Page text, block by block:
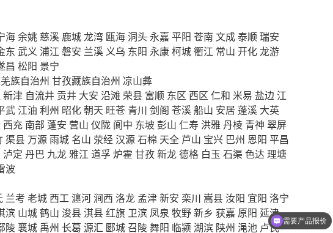
海余姚 慈溪 鹿城龙湾 瓯海洞头 永嘉 平阳 苍南 文成泰顺瑞安
东 武义 浦江 磐安 兰溪 义乌 东阳 永康柯城衢江 常山 开化龙游
昌 松阳 景宁
族自治州 甘孜藏族自治州 凉山彝
新津 自流井 贡井 大安 沿滩 荣县 富顺 东区 西区 仁和 米易 盐边 江
武 江油 利州 昭化朝天 旺苍 青川 剑阁 苍溪船山 安居 蓬溪 大英
西充 南部 蓬安 营山 仪陇 阆中 东坡彭山 仁寿 洪雅丹棱 青神 翠屏
渠县 万源雨城 名山 荥经汉源石棉 天全 芦山 宝兴 巴州 恩阳 平昌
泸定 丹巴 九龙雅江 道孚炉霍 甘孜新龙德格 白玉 石渠色达 理塘
波
兰考 老城 西工瀍河涧西 洛龙 孟津新安 栾川 嵩县 汝阳 宜阳 洛宁
滨 山城鹤山 浚县淇县红旗 卫滨 凤泉 牧野新乡 获嘉 原阳 延津
陵襄城 禹州 长葛 源汇 郾城召陵舞阳 临颍 湖滨 陕州 渑池 卢氏 需要产品报价